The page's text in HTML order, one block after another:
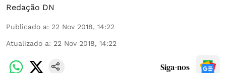
Redação DN
Publicado a: 22 Nov 2018, 14:22
Atualizado a: 22 Nov 2018, 14:22
Siga-nos